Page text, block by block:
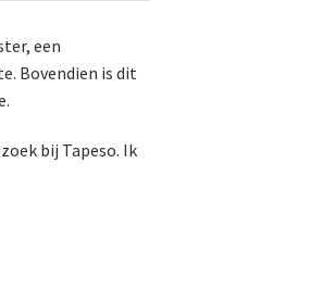
een
Bovendien is dit
bij Tapeso. Ik